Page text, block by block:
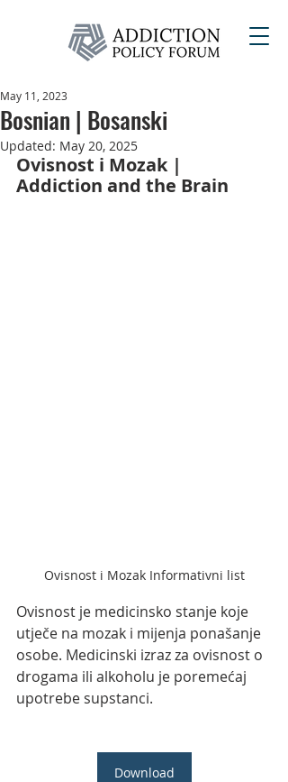
Bosnian | Bosanski
May 11, 2023
Updated: May 20, 2025
Ovisnost i Mozak |
Addiction and the Brain
Ovisnost i Mozak Informativni list
Ovisnost je medicinsko stanje koje
utječe na mozak i mijenja ponašanje
osobe. Medicinski izraz za ovisnost o
drogama ili alkoholu je poremećaj
upotrebe supstanci.
Download